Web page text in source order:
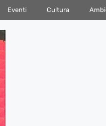
Eventi Cultura